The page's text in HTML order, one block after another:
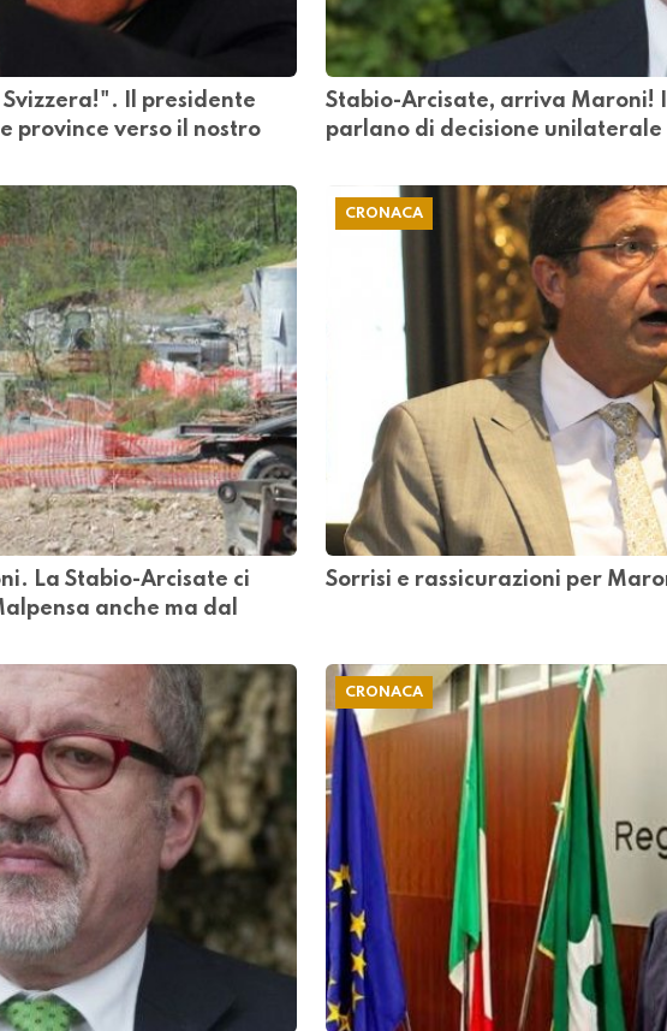
Il presidente
province verso il nostro
Stabio-Arcisate, arriva Maroni!
parlano di decisione
La Stabio-Arcisate ci
anche ma dal
CRONACA
Sorrisi e rassicurazioni per
CRONACA